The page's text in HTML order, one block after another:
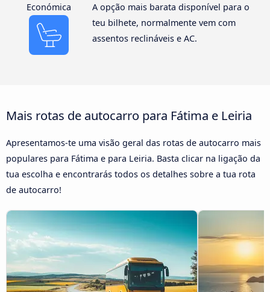
Económica
A opção mais barata disponível para o
teu bilhete, normalmente vem com
assentos reclináveis e AC.
Mais rotas de autocarro para Fátima e Leiria
Apresentamos-te uma visão geral das rotas de autocarro mais
populares para Fátima e para Leiria. Basta clicar na ligação da
tua escolha e encontrarás todos os detalhes sobre a tua rota
de autocarro!